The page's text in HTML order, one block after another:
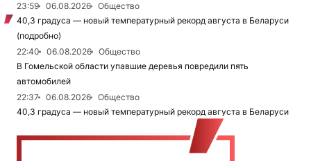
23:59
06.08.2026
Общество
40,3 градуса — новый температурный рекорд августа в Беларуси
(подробно)
22:40
06.08.2026
Общество
В Гомельской области упавшие деревья повредили пять
автомобилей
22:37
06.08.2026
Общество
40,3 градуса — новый температурный рекорд августа в Беларуси